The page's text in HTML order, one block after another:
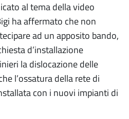
al tema della video
ha affermato che non
ad un apposito bando,
d’installazione
la dislocazione delle
l’ossatura della rete di
con i nuovi impianti di